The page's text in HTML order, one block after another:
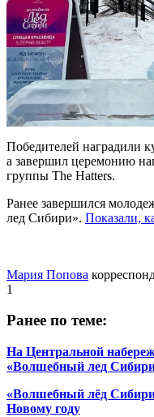
Победителей наградили
а завершил церемонию
группы The Hаtters.
Ранее завершился
лед Сибири». Показали,
Мария Попова
1
Ранее по теме:
На Центральной
«Волшебный лед
«Волшебный лёд
Новому году